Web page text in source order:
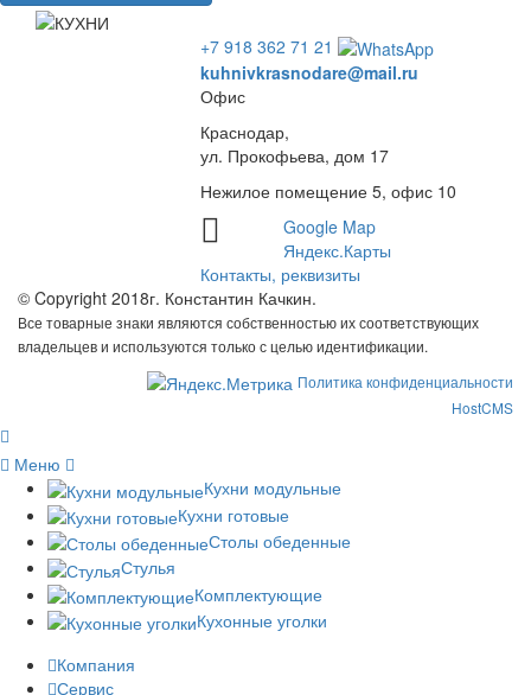
+7 918 362 71 21
kuhnivkrasnodare@mail.ru
Офис
Краснодар,
ул. Прокофьева, дом 17
Нежилое помещение 5, офис 10
Google Map
Яндекс.Карты
Контакты, реквизиты
© Copyright 2018г. Константин Качкин.
Все товарные знаки являются собственностью их соответствующих
владельцев и используются только с целью идентификации.
Политика конфиденциальности
HostCMS
Меню
Кухни модульные
Кухни готовые
Столы обеденные
Стулья
Комплектующие
Кухонные уголки
Компания
Сервис